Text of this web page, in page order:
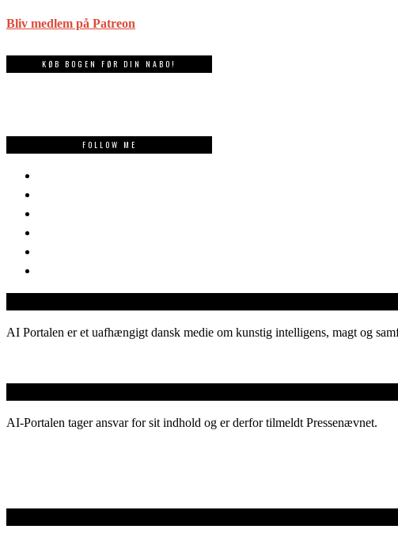
Bliv medlem på Patreon
KØB BOGEN FØR DIN NABO!
FOLLOW ME
AI Portalen er et uafhængigt dansk medie om kunstig intelligens, magt og
AI-Portalen tager ansvar for sit indhold og er derfor tilmeldt Pressenævnet.